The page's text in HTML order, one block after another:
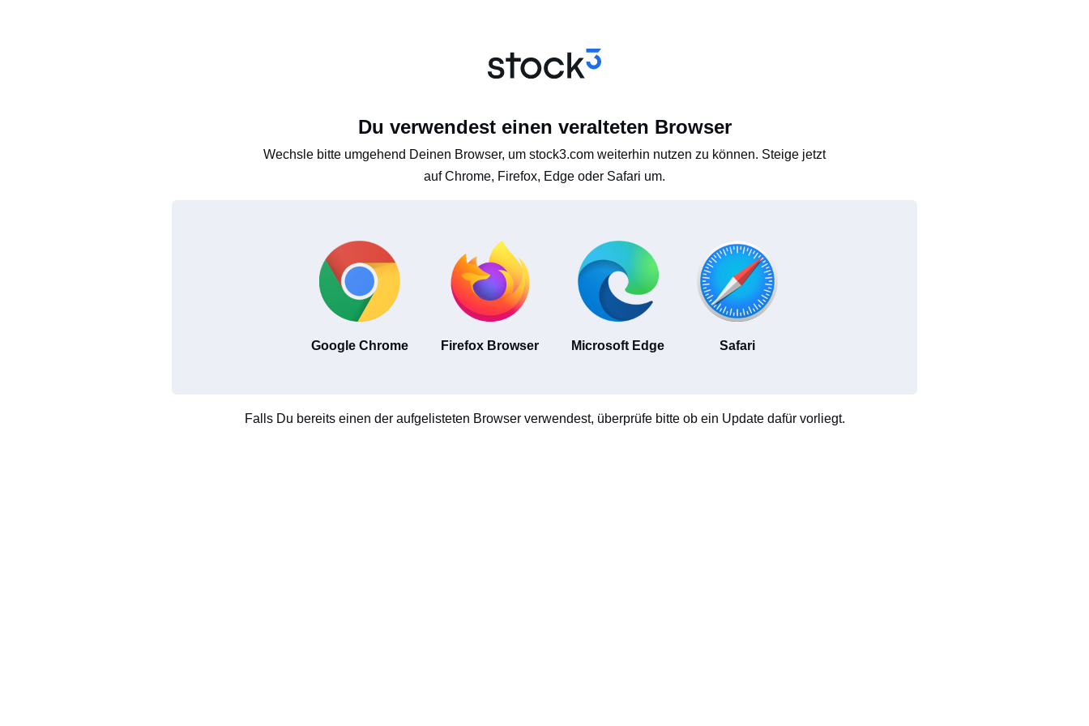
Du verwendest einen veralteten Browser
Wechsle bitte umgehend Deinen Browser, um stock3.com weiterhin nutzen zu können. Steige jetzt
auf Chrome, Firefox, Edge oder Safari um.
Google Chrome Firefox Browser Microsoft Edge Safari
Falls Du bereits einen der aufgelisteten Browser verwendest, überprüfe bitte ob ein Update dafür vorliegt.